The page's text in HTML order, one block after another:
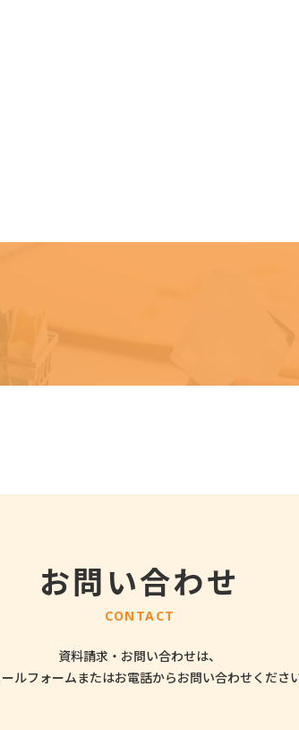
お問い合わせ
CONTACT
資料請求・お問い合わせは、
ルフォームまたはお電話からお問い合わせください